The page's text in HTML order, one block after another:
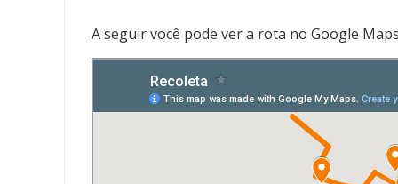
A seguir você pode ver a rota no Google